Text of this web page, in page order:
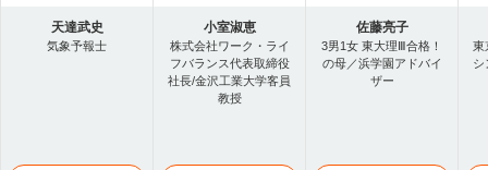
天達武史
気象予報士
小室淑恵
株式会社ワーク・ライ
フバランス代表取締役
社長/金沢工業大学客員
教授
佐藤亮子
3男1女 東大理Ⅲ合格！
の母／浜学園アドバイ
ザー
東
シ